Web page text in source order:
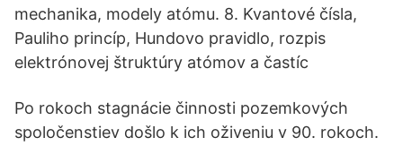
mechanika, modely atómu. 8. Kvantové čísla,
Pauliho princíp, Hundovo pravidlo, rozpis
elektrónovej štruktúry atómov a častíc
Po rokoch stagnácie činnosti pozemkových
spoločenstiev došlo k ich oživeniu v 90. rokoch.